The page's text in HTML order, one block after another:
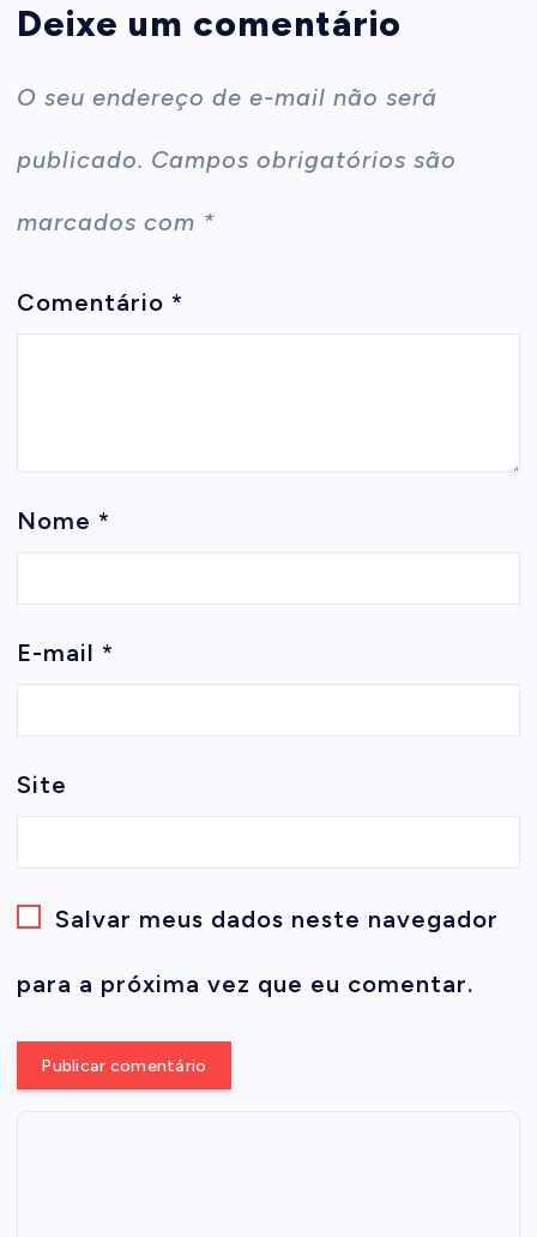
Deixe um comentário
O seu endereço de e-mail não será
publicado. Campos obrigatórios são
marcados com *
Comentário *
Nome *
E-mail *
Site
Salvar meus dados neste navegador
para a próxima vez que eu comentar.